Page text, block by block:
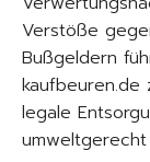
Verstöße
Bußgeldern
kaufbeuren.de
legale